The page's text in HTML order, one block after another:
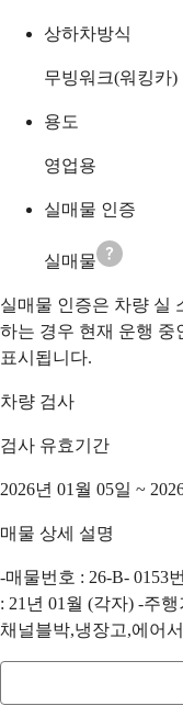
상하차방식
무빙워크(워킹카)
용도
영업용
실매물 인증
실매물
실매물 인증은 차량 실
하는 경우 현재 운행 중
표시됩니다.
차량 검사
검사 유효기간
2026년 01월 05일 ~
매물 상세 설명
-매물번호 : 26-B- 0153
: 21년 01월 (각자) -주
채널블박,냉장고,에어